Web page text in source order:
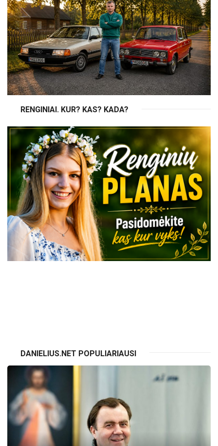
RENGINIAI. KUR? KAS? KADA?
DANIELIUS.NET POPULIARIAUSI